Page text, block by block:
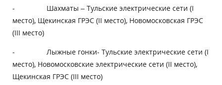
- Шахматы – Тульские электрические сети (I
место), Щекинская ГРЭС (II место), Новомосковская ГРЭС
(III место)
- Лыжные гонки- Тульские электрические сети (I
место), Новомосковские электрические сети (II место),
Щекинская ГРЭС (III место)